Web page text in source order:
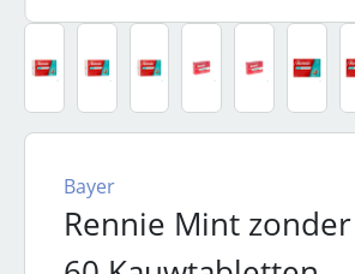
Rennie Mint
Bayer